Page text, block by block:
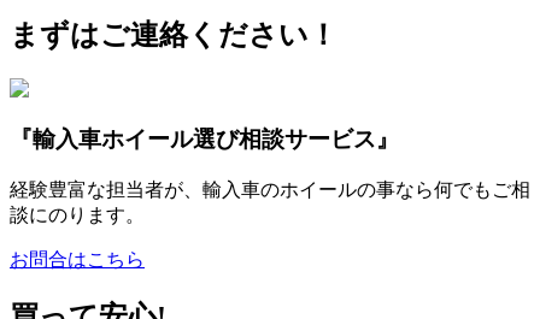
まずはご連絡ください！
『輸入車ホイール選び相談サービス』
経験豊富な担当者が、輸入車のホイールの事なら何でもご相
談にのります。
お問合はこちら